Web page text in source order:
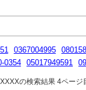
0367004995
0354 05017949591
の検索結果 4ページ